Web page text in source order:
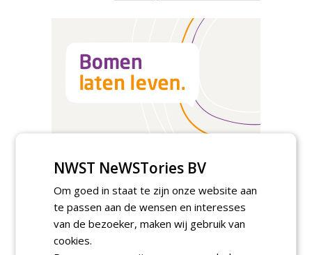
TENDERS
Gemeente Tilburg gunt raamovereenkomst
kap en herplant bomen aan J. van Esch.
NWST NeWSTories BV
Om goed in staat te zijn onze website aan
te passen aan de wensen en interesses
van de bezoeker, maken wij gebruik van
cookies.